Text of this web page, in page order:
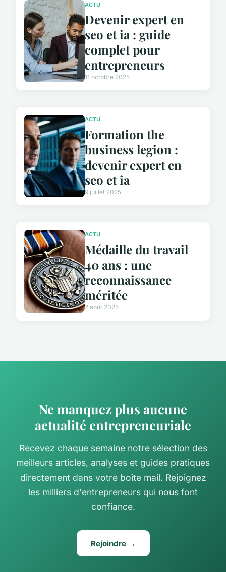
ACTU
Devenir expert en
seo et ia : guide
complet pour
entrepreneurs
11 octobre 2025
ACTU
Formation the
business legion :
devenir expert en
seo et ia
9 juillet 2025
ACTU
Médaille du travail
40 ans : une
reconnaissance
méritée
2 août 2025
Ne manquez plus aucune
actualité entrepreneuriale
Recevez chaque semaine notre sélection des
meilleurs articles, analyses et guides pratiques
directement dans votre boîte mail. Rejoignez
les milliers d'entrepreneurs qui nous font
confiance.
Rejoindre →